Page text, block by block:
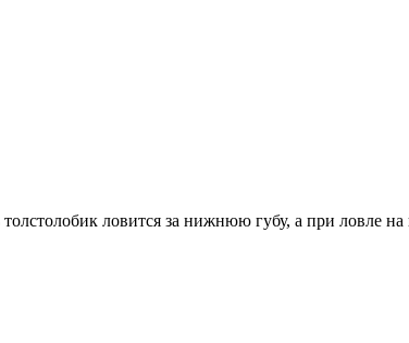
ловится за нижнюю губу, а при ловле